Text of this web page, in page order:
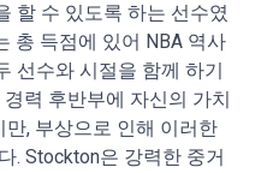
할 수 있도록 하는 선수였
총 득점에 있어 NBA 역사
선수와 시절을 함께 하기
력 후반부에 자신의 가치
, 부상으로 인해 이러한
. Stockton은 강력한 중거